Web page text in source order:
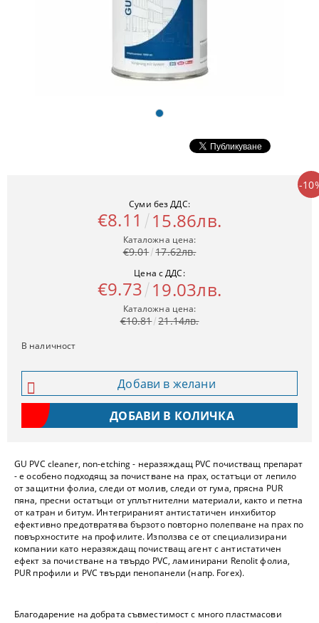
GU PVC cleaner, non-etching - неразяждащ PVC почистващ препарат
- е особено подходящ за почистване на прах, остатъци от лепило
от защитни фолиа, следи от молив, следи от гума, прясна PUR
пяна, пресни остатъци от уплътнителни материали, както и петна
от катран и битум. Интегрираният антистатичен инхибитор
ефективно предотвратява бързото повторно полепване на прах по
повърхностите на профилите. Използва се от специализирани
компании като неразяждащ почистващ агент с антистатичен
ефект за почистване на твърдо PVC, ламинирани Renolit фолиа,
PUR профили и PVC твърди пенопанели (напр. Forex).
Благодарение на добрата съвместимост с много пластмасови
-
Суми без ДДС:
€8.11 15.86лв.
Каталожна цена:
€9.01 17.62лв.
Цена с ДДС:
€9.73 19.03лв.
Каталожна цена:
€10.81 21.14лв.
В наличност
Добави в желани